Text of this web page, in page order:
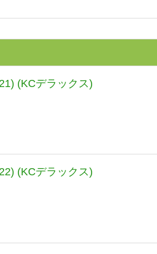
(KCデラックス)
(KCデラックス)